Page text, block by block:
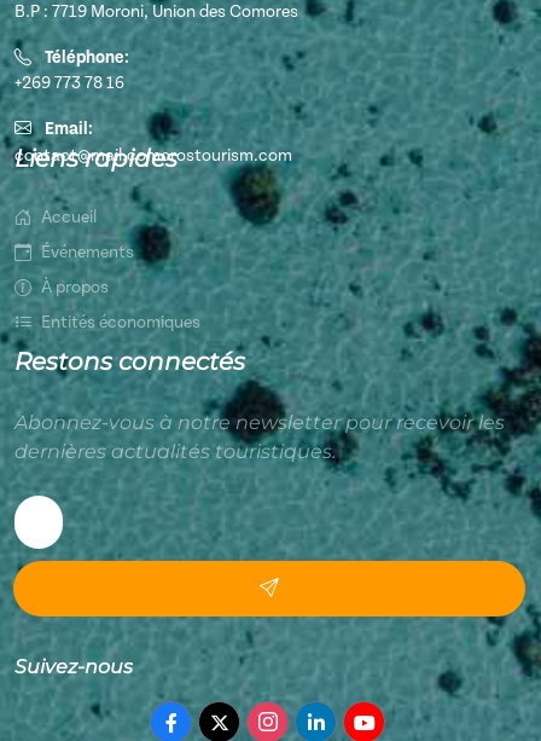
B.P : 7719 Moroni, Union des Comores
Téléphone:
+269 773 78 16
Email:
contact@mail.comorostourism.com
Liens rapides
Accueil
Événements
À propos
Entités économiques
Restons connectés
Abonnez-vous à notre newsletter pour recevoir les
dernières actualités touristiques.
Suivez-nous